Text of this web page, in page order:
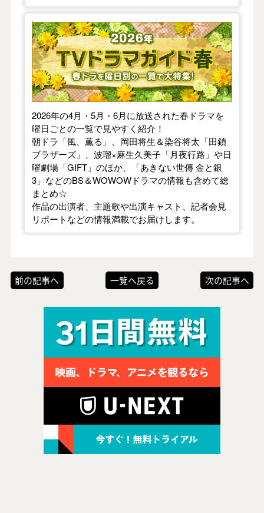
【2026年春】TVドラマガイド
2026年の4月・5月・6月に放送された春ドラマを
曜日ごとの一覧で見やすく紹介！
朝ドラ「風、薫る」、岡田将生＆染谷将太「田鎖
ブラザーズ」、波瑠×麻生久美子「月夜行路」や日
曜劇場「GIFT」のほか、「あきない世傳 金と銀
3」などのBS＆WOWOWドラマの情報も含めて総
まとめ☆
作品の出演者、主題歌や出演キャスト、記者会見
リポートなどの情報満載でお届けします。
前の記事へ 一覧へ戻る 次の記事へ